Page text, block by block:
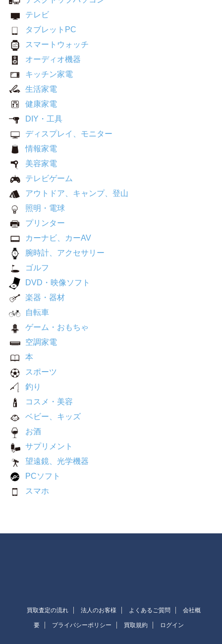
テレビ
タブレットPC
スマートウォッチ
オーディオ機器
キッチン家電
生活家電
健康家電
DIY・工具
ディスプレイ、モニター
情報家電
美容家電
テレビゲーム
アウトドア、キャンプ、登山
照明・電球
プリンター
カーナビ、カーAV
腕時計、アクセサリー
ゴルフ
DVD・映像ソフト
楽器・器材
自転車
ゲーム・おもちゃ
空調家電
本
スポーツ
釣り
コスメ・美容
ベビー、キッズ
お酒
サプリメント
望遠鏡、光学機器
PCソフト
スマホ
買取査定の流れ 法人のお客様 よくあるご質問 会社概
要 プライバシーポリシー 買取規約 ログイン